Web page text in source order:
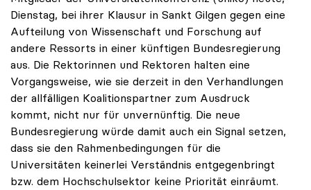
Dienstag, bei ihrer Klausur in Sankt Gilgen gegen eine
Aufteilung von Wissenschaft und Forschung auf
andere Ressorts in einer künftigen Bundesregierung
aus. Die Rektorinnen und Rektoren halten eine
Vorgangsweise, wie sie derzeit in den Verhandlungen
der allfälligen Koalitionspartner zum Ausdruck
kommt, nicht nur für unvernünftig. Die neue
Bundesregierung würde damit auch ein Signal setzen,
dass sie den Rahmenbedingungen für die
Universitäten keinerlei Verständnis entgegenbringt
bzw. dem Hochschulsektor keine Priorität einräumt.